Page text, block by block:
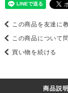
この商品を友達に
この商品について
買い物を続ける
商品説明